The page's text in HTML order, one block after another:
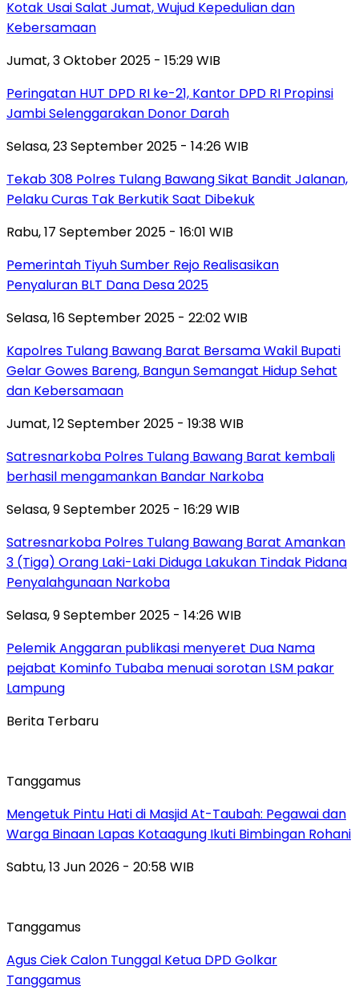
Kotak Usai Salat Jumat, Wujud Kepedulian dan
Kebersamaan
Jumat, 3 Oktober 2025 - 15:29 WIB
Peringatan HUT DPD RI ke-21, Kantor DPD RI Propinsi
Jambi Selenggarakan Donor Darah
Selasa, 23 September 2025 - 14:26 WIB
Tekab 308 Polres Tulang Bawang Sikat Bandit Jalanan,
Pelaku Curas Tak Berkutik Saat Dibekuk
Rabu, 17 September 2025 - 16:01 WIB
Pemerintah Tiyuh Sumber Rejo Realisasikan
Penyaluran BLT Dana Desa 2025
Selasa, 16 September 2025 - 22:02 WIB
Kapolres Tulang Bawang Barat Bersama Wakil Bupati
Gelar Gowes Bareng, Bangun Semangat Hidup Sehat
dan Kebersamaan
Jumat, 12 September 2025 - 19:38 WIB
Satresnarkoba Polres Tulang Bawang Barat kembali
berhasil mengamankan Bandar Narkoba
Selasa, 9 September 2025 - 16:29 WIB
Satresnarkoba Polres Tulang Bawang Barat Amankan
3 (Tiga) Orang Laki-Laki Diduga Lakukan Tindak Pidana
Penyalahgunaan Narkoba
Selasa, 9 September 2025 - 14:26 WIB
Pelemik Anggaran publikasi menyeret Dua Nama
pejabat Kominfo Tubaba menuai sorotan LSM pakar
Lampung
Berita Terbaru
Tanggamus
Mengetuk Pintu Hati di Masjid At-Taubah: Pegawai dan
Warga Binaan Lapas Kotaagung Ikuti Bimbingan Rohani
Sabtu, 13 Jun 2026 - 20:58 WIB
Tanggamus
Agus Ciek Calon Tunggal Ketua DPD Golkar
Tanggamus